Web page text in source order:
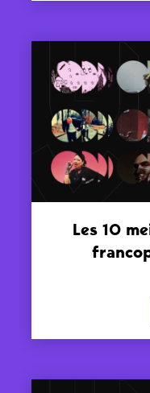
Les 10